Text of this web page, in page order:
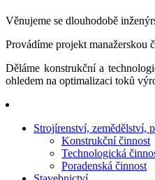
Věnujeme se dlouhodobě
Provádíme projekt manažerskou
Děláme konstrukční a
ohledem na optimalizaci toků
Strojírenství, zemědělství,
Konstrukční činnost
Technologická
Poradenská činnost